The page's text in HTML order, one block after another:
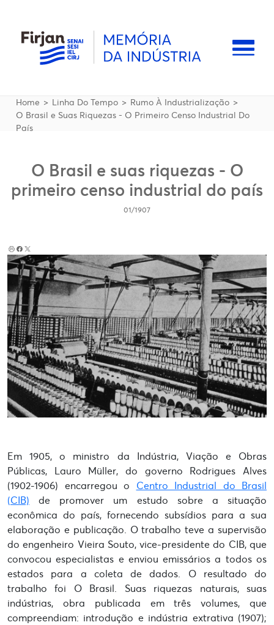
Trilha de navegação
Home Linha Do Tempo
Rumo À Industrialização
O Brasil e Suas Riquezas - O Primeiro Censo Industrial Do
País
O Brasil e suas riquezas - O
primeiro censo industrial do país
01/1907
Em 1905, o ministro da Indústria, Viação e Obras
Públicas, Lauro Müller, do governo Rodrigues Alves
(1902-1906) encarregou o Centro Industrial do Brasil
(CIB) de promover um estudo sobre a situação
econômica do país, fornecendo subsídios para a sua
elaboração e publicação. O trabalho teve a supervisão
do engenheiro Vieira Souto, vice-presidente do CIB, que
convocou especialistas e enviou emissários a todos os
estados para a coleta de dados. O resultado do
trabalho foi O Brasil. Suas riquezas naturais, suas
indústrias, obra publicada em três volumes, que
compreendiam: introdução e indústria extrativa (1907);